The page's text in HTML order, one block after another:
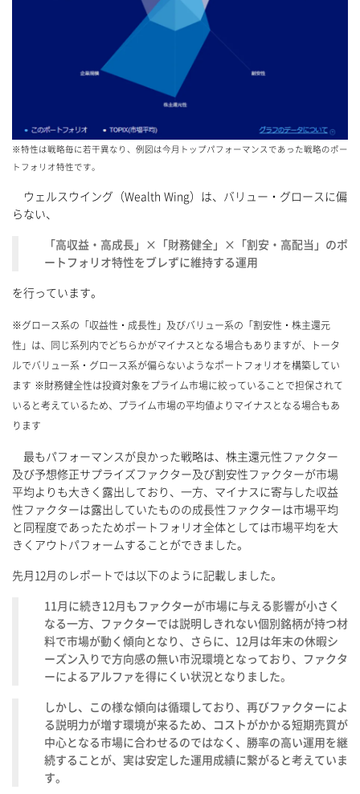
※特性は戦略毎に若干異なり、例図は今月トップパフォーマンスであった戦略のポー
トフォリオ特性です。
ウェルスウイング（Wealth Wing）は、バリュー・グロースに偏
らない、
「高収益・高成長」×「財務健全」×「割安・高配当」のポ
ートフォリオ特性をブレずに維持する運用
を行っています。
※グロース系の「収益性・成長性」及びバリュー系の「割安性・株主還元
性」は、同じ系列内でどちらかがマイナスとなる場合もありますが、トータ
ルでバリュー系・グロース系が偏らないようなポートフォリオを構築してい
ます ※財務健全性は投資対象をプライム市場に絞っていることで担保されて
いると考えているため、プライム市場の平均値よりマイナスとなる場合もあ
ります
最もパフォーマンスが良かった戦略は、株主還元性ファクター
及び予想修正サプライズファクター及び割安性ファクターが市場
平均よりも大きく露出しており、一方、マイナスに寄与した収益
性ファクターは露出していたものの成長性ファクターは市場平均
と同程度であったためポートフォリオ全体としては市場平均を大
きくアウトパフォームすることができました。
先月12月のレポートでは以下のように記載しました。
11月に続き12月もファクターが市場に与える影響が小さく
なる一方、ファクターでは説明しきれない個別銘柄が持つ材
料で市場が動く傾向となり、さらに、12月は年末の休暇シ
ーズン入りで方向感の無い市況環境となっており、ファクタ
ーによるアルファを得にくい状況となりました。
しかし、この様な傾向は循環しており、再びファクターによ
る説明力が増す環境が来るため、コストがかかる短期売買が
中心となる市場に合わせるのではなく、勝率の高い運用を継
続することが、実は安定した運用成績に繋がると考えていま
す。